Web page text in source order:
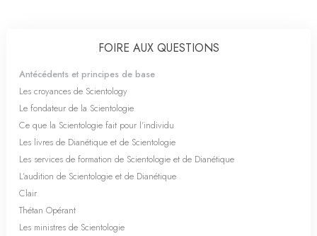
FOIRE AUX QUESTIONS
Antécédents et principes de base
Les croyances de Scientology
Le fondateur de la Scientologie
Ce que la Scientologie fait pour l’individu
Les livres de Dianétique et de Scientologie
Les services de formation de Scientologie et de Dianétique
L’audition de Scientologie et de Dianétique
Clair
Thétan Opérant
Les ministres de Scientologie